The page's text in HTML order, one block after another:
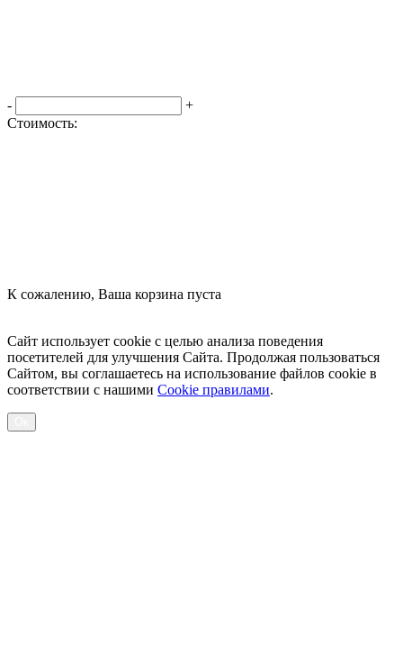
-
+
Стоимость:
К сожалению, Ваша корзина пуста
Сайт использует cookie с целью анализа поведения
посетителей для улучшения Сайта. Продолжая пользоваться
Сайтом, вы соглашаетесь на использование файлов cookie в
соответствии с нашими Cookiе правилами.